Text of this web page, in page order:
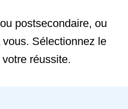
postsecondaire, ou
Sélectionnez le
réussite.